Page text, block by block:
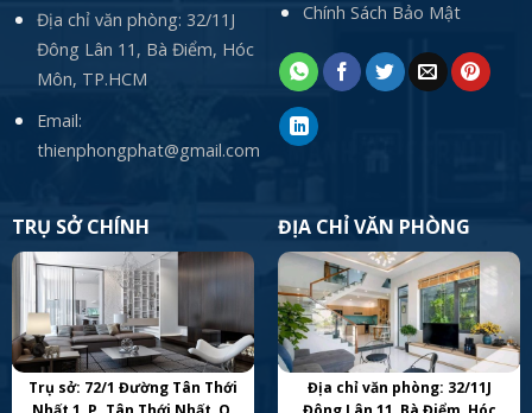
Địa chỉ văn phòng: 32/11J
Đông Lân 11, Bà Điểm, Hóc
Môn, TP.HCM
Email:
thienphongphat@gmail.com
Chính Sách Bảo Mật
TRỤ SỞ CHÍNH
Trụ sở: 72/1 Đường Tân Thới
ĐỊA CHỈ VĂN PHÒNG
Địa chỉ văn phòng: 32/11J